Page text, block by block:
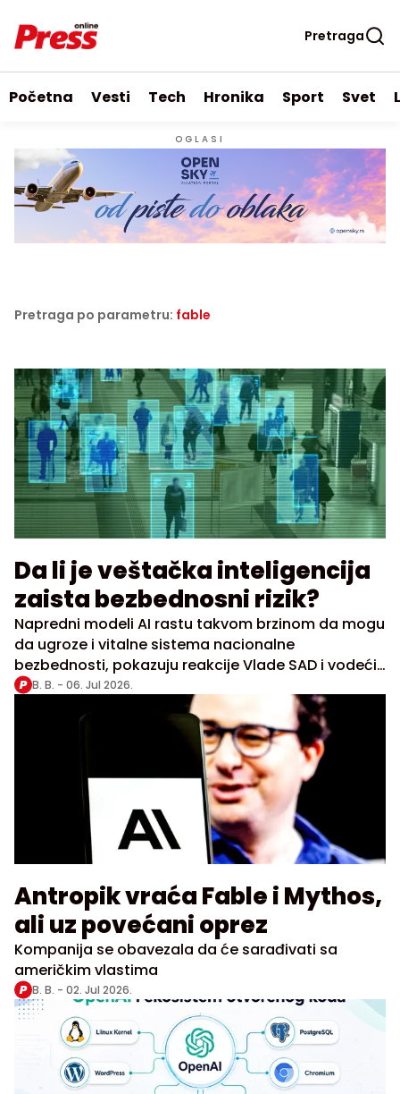
Pretraga
Početna Vesti Tech Hronika Sport Svet
OGLASI
Pretraga po parametru: fable
Da li je veštačka inteligencija
zaista bezbednosni rizik?
Napredni modeli AI rastu takvom brzinom da mogu
da ugroze i vitalne sistema nacionalne
bezbednosti, pokazuju reakcije Vlade SAD i vodećih
AI kompanija
B. B. - 06. Jul 2026.
Antropik vraća Fable i Mythos,
ali uz povećani oprez
Kompanija se obavezala da će sarađivati sa
američkim vlastima
B. B. - 02. Jul 2026.